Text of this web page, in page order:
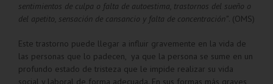
sentimientos de culpa o falta de autoestima, trastornos del sueño o
del apetito, sensación de cansancio y falta de concentración”. (OMS)
Este trastorno puede llegar a influir gravemente en la vida de
las personas que lo padecen, ya que la persona se sume en un
profundo estado de tristeza que le impide realizar su vida
social y laboral de forma adecuada. En sus formas más graves